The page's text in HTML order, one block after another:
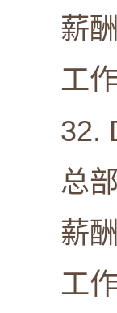
薪酬
工作
32.
总部:
薪酬
工作